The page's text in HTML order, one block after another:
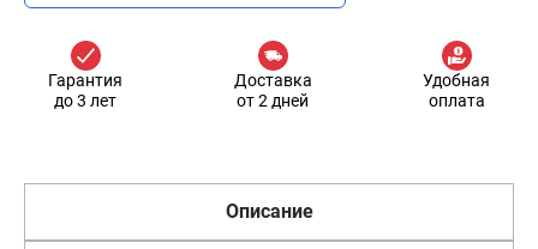
Гарантия
до 3 лет
Доставка
от 2 дней
Удобная
оплата
Описание